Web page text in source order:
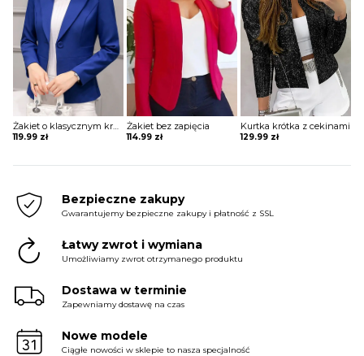
Żakiet o klasycznym kroju z przeszyciami
119.99 zł
Żakiet bez zapięcia
114.99 zł
Kurtka krótka z cekinami
129.99 zł
Bezpieczne zakupy
Gwarantujemy bezpieczne zakupy i płatność z SSL
Łatwy zwrot i wymiana
Umożliwiamy zwrot otrzymanego produktu
Dostawa w terminie
Zapewniamy dostawę na czas
Nowe modele
Ciągłe nowości w sklepie to nasza specjalność